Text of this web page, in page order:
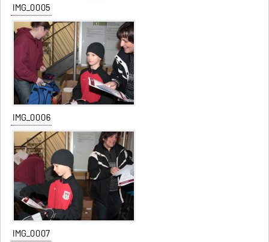
IMG_0005
IMG_0006
IMG_0007